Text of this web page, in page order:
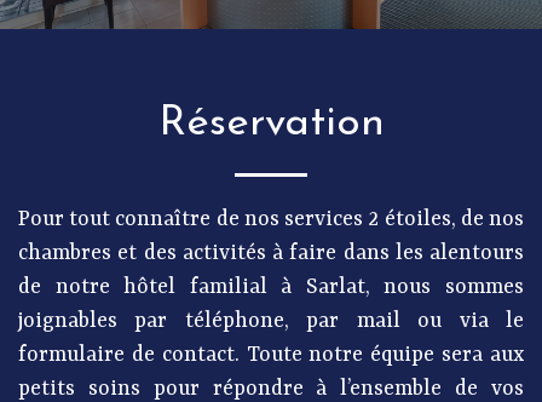
Réservation
Pour tout connaître de nos services 2 étoiles, de nos
chambres et des activités à faire dans les alentours
de notre hôtel familial à Sarlat, nous sommes
joignables par téléphone, par mail ou via le
formulaire de contact. Toute notre équipe sera aux
petits soins pour répondre à l’ensemble de vos